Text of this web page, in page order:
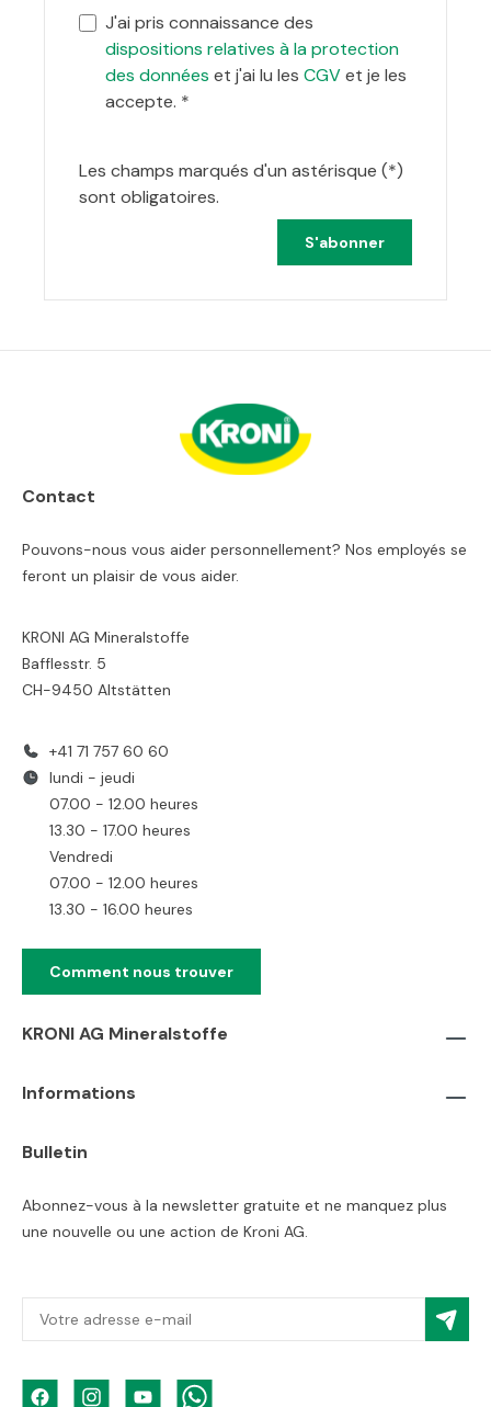
J'ai pris connaissance des
dispositions relatives à la protection
des données et j'ai lu les CGVet je les
accepte. *
Les champs marqués d'un astérisque (*)
sont obligatoires.
S'abonner
Contact
Pouvons-nous vous aider personnellement? Nos employés se
feront un plaisir de vous aider.
KRONI AG Mineralstoffe
Bafflesstr. 5
CH-9450 Altstätten
+41 71 757 60 60
lundi - jeudi
07.00 - 12.00 heures
13.30 - 17.00 heures
Vendredi
07.00 - 12.00 heures
13.30 - 16.00 heures
Comment nous trouver
KRONI AG Mineralstoffe
Informations
Bulletin
Abonnez-vous à la newsletter gratuite et ne manquez plus
une nouvelle ou une action de Kroni AG.